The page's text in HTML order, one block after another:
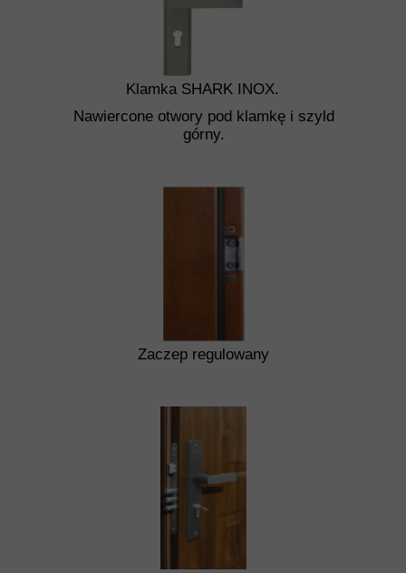
Zaczep regulowany
Nawiercone otwory pod klamkę i szyld
górny.
Klamka SHARK INOX.